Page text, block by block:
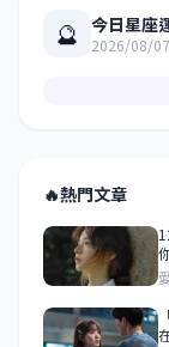
🔮 今日星座
2026/08/
🔥熱門文章